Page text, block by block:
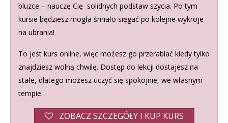
bluzce – nauczę Cię solidnych podstaw szycia. Po tym
kursie będziesz mogła śmiało sięgać po kolejne wykroje
na ubrania!
To jest kurs online, więc możesz go przerabiać kiedy tylko
znajdziesz wolną chwilę. Dostęp do lekcji dostajesz na
stałe, dlatego możesz uczyć się spokojnie, we własnym
tempie.
ZOBACZ SZCZEGÓŁY I KUP KURS